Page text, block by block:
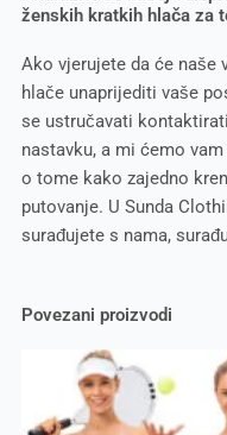
ženskih kratkih hlača za
Ako vjerujete da će naše
hlače unaprijediti vaše
se ustručavati
nastavku, a mi ćemo
o tome kako zajedno
putovanje. U Sunda
surađujete s nama,
Povezani proizvodi